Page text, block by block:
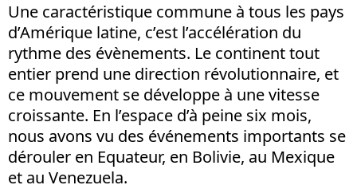
Une caractéristique commune à tous les pays
d’Amérique latine, c’est l’accélération du
rythme des évènements. Le continent tout
entier prend une direction révolutionnaire, et
ce mouvement se développe à une vitesse
croissante. En l’espace d’à peine six mois,
nous avons vu des événements importants se
dérouler en Equateur, en Bolivie, au Mexique
et au Venezuela.